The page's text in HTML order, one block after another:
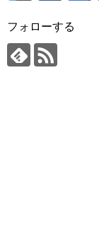
フォローする